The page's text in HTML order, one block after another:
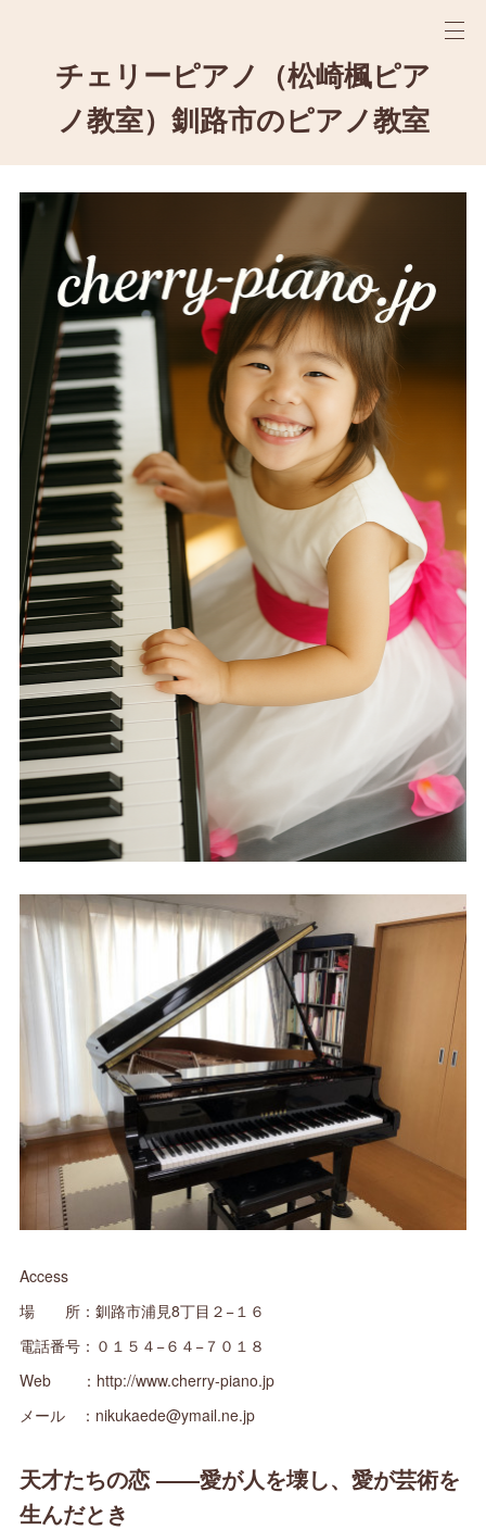
チェリーピアノ（松崎楓ピア
ノ教室）釧路市のピアノ教室
Access
場 所：釧路市浦見8丁目２−１６
電話番号：０１５４−６４−７０１８
Web ：http://www.cherry-piano.jp
メール ：nikukaede@ymail.ne.jp
天才たちの恋 ――愛が人を壊し、愛が芸術を
生んだとき